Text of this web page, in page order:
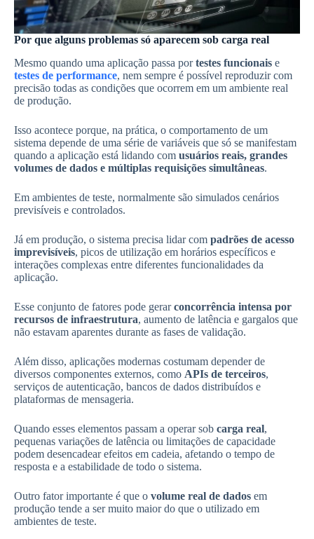
Por que alguns problemas só aparecem sob carga real
Mesmo quando uma aplicação passa portestes funcionais e
testes de performance, nem sempre é possível reproduzir com
precisão todas as condições que ocorrem em um ambiente real
de produção.
Isso acontece porque, na prática, o comportamento de um
sistema depende de uma série de variáveis que só se manifestam
quando a aplicação está lidando com usuários reais, grandes
volumes de dados e múltiplas requisições simultâneas.
Em ambientes de teste, normalmente são simulados cenários
previsíveis e controlados.
Já em produção, o sistema precisa lidar com padrões de acesso
imprevisíveis, picos de utilização em horários específicos e
interações complexas entre diferentes funcionalidades da
aplicação.
Esse conjunto de fatores pode gerarconcorrência intensa por
recursos de infraestrutura, aumento de latência e gargalos que
não estavam aparentes durante as fases de validação.
Além disso, aplicações modernas costumam depender de
diversos componentes externos, como APIs de terceiros,
serviços de autenticação, bancos de dados distribuídos e
plataformas de mensageria.
Quando esses elementos passam a operar sob carga real,
pequenas variações de latência ou limitações de capacidade
podem desencadear efeitos em cadeia, afetando o tempo de
resposta e a estabilidade de todo o sistema.
Outro fator importante é que o volume real de dados em
produção tende a ser muito maior do que o utilizado em
ambientes de teste.